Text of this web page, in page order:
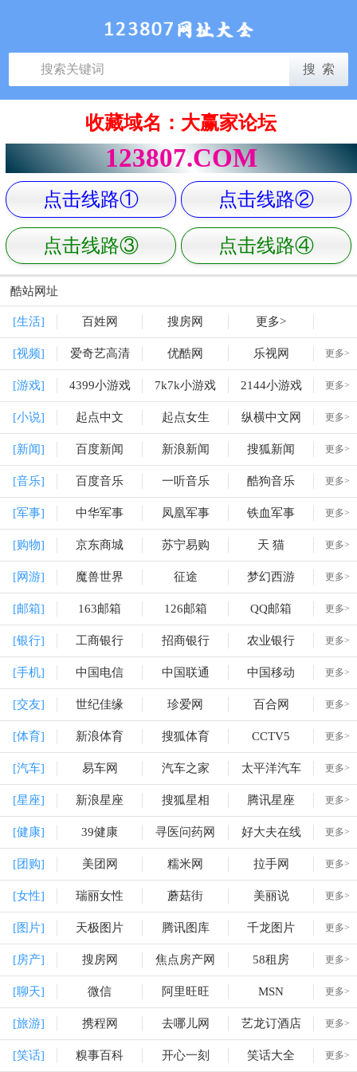
收藏域名：大赢家论坛
123807.COM
点击线路① 点击线路②
点击线路③ 点击线路④
酷站网址
[生活] 百姓网 搜房网 更多>
[视频] 爱奇艺高清 优酷网 乐视网 更多>
[游戏] 4399小游戏 7k7k小游戏 2144小游戏 更多>
[小说] 起点中文 起点女生 纵横中文网 更多>
[新闻] 百度新闻 新浪新闻 搜狐新闻 更多>
[音乐] 百度音乐 一听音乐 酷狗音乐 更多>
[军事] 中华军事 凤凰军事 铁血军事 更多>
[购物] 京东商城 苏宁易购 天 猫 更多>
[网游] 魔兽世界 征途 梦幻西游 更多>
[邮箱] 163邮箱 126邮箱 QQ邮箱 更多>
[银行] 工商银行 招商银行 农业银行 更多>
[手机] 中国电信 中国联通 中国移动 更多>
[交友] 世纪佳缘 珍爱网 百合网 更多>
[体育] 新浪体育 搜狐体育 CCTV5 更多>
[汽车] 易车网 汽车之家 太平洋汽车 更多>
[星座] 新浪星座 搜狐星相 腾讯星座 更多>
[健康] 39健康 寻医问药网 好大夫在线 更多>
[团购] 美团网 糯米网 拉手网 更多>
[女性] 瑞丽女性 蘑菇街 美丽说 更多>
[图片] 天极图片 腾讯图库 千龙图片 更多>
[房产] 搜房网 焦点房产网 58租房 更多>
[聊天] 微信 阿里旺旺 MSN 更多>
[旅游] 携程网 去哪儿网 艺龙订酒店 更多>
[笑话] 糗事百科 开心一刻 笑话大全 更多>